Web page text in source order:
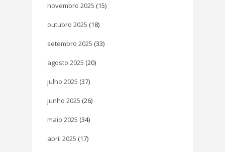
novembro 2025 (15)
outubro 2025 (18)
setembro 2025 (33)
agosto 2025 (20)
julho 2025 (37)
junho 2025 (26)
maio 2025 (34)
abril 2025 (17)